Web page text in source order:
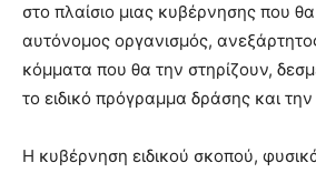
στο πλαίσιο μιας κυβέρνησης που
αυτόνομος οργανισμός,
κόμματα που θα την στηρίζουν,
το ειδικό πρόγραμμα δράσης και
Η κυβέρνηση ειδικού σκοπού,